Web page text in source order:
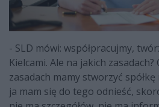
- SLD mówi: współpracujmy,
Kielcami. Ale na jakich zasadach?
zasadach mamy stworzyć spółkę
ja mam się do tego odnieść,